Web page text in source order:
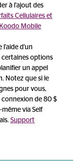
à l'ajout des
Cellulaires et
Mobile
l'aide d'un
options
un appel
Notez que si le
pour vous,
connexion de 80 $
même via Self
Support